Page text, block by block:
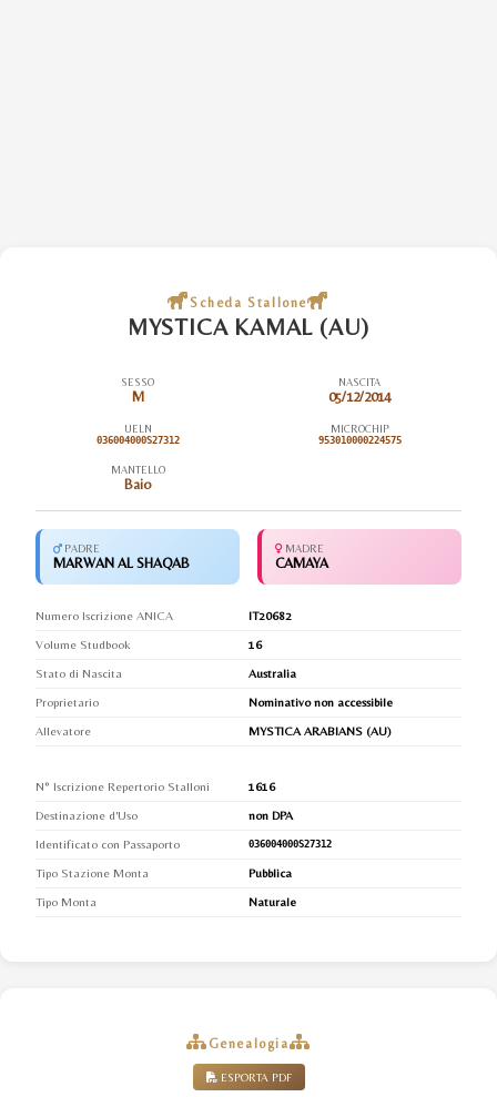
Scheda Stallone
MYSTICA KAMAL (AU)
SESSO
M
NASCITA
05/12/2014
UELN
036004000S27312
MICROCHIP
953010000224575
MANTELLO
Baio
PADRE
MARWAN AL SHAQAB
MADRE
CAMAYA
Numero Iscrizione ANICA
IT20682
Volume Studbook
16
Stato di Nascita
Australia
Proprietario
Nominativo non accessibile
Allevatore
MYSTICA ARABIANS (AU)
N° Iscrizione Repertorio Stalloni
1616
Destinazione d'Uso
non DPA
Identificato con Passaporto
036004000S27312
Tipo Stazione Monta
Pubblica
Tipo Monta
Naturale
Genealogia
ESPORTA PDF